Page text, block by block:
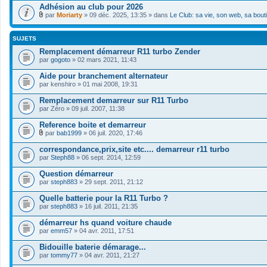
Adhésion au club pour 2026
F
i
i
e
r
(
s
)
j
o
i
t
(
s
)
par Moriarty » 09 déc. 2025, 13:35 » dans Le Club: sa vie, son web, sa
SUJETS
Remplacement démarreur R11 turbo Zender
par gogoto » 02 mars 2021, 11:43
Aide pour branchement alternateur
par kenshiro » 01 mai 2008, 19:31
Remplacement demarreur sur R11 Turbo
par Zéro » 09 juil. 2007, 11:38
Reference boite et demarreur
F
i
c
h
i
e
r
s
)
j
o
i
n
t
(
s
par bab1999 » 06 juil. 2020, 17:46
correspondance,prix,site etc.... demarreur r11 turbo
par Steph88 » 06 sept. 2014, 12:59
Question démarreur
par steph883 » 29 sept. 2011, 21:12
Quelle batterie pour la R11 Turbo ?
par steph883 » 16 juil. 2011, 21:35
démarreur hs quand voiture chaude
par emm57 » 04 avr. 2011, 17:51
Bidouille baterie démarage...
par tommy77 » 04 avr. 2011, 21:27